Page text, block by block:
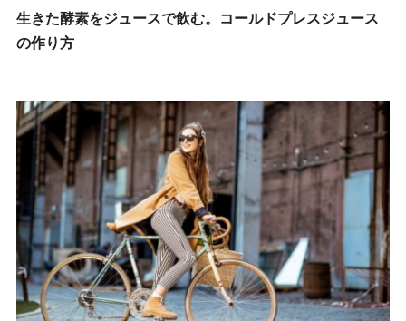
生きた酵素をジュースで飲む。コールドプレスジュース
の作り方